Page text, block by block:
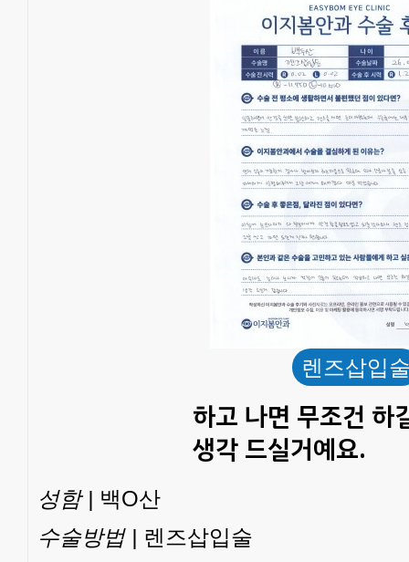
렌즈삽입
하고 나면 무조건 하
생각 드실거예요.
성함 | 백O산
수술방법 | 렌즈삽입술